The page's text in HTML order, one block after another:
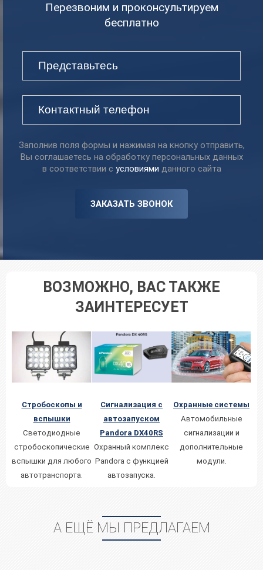
Перезвоним и проконсультируем
бесплатно
Заполнив поля формы и нажимая на кнопку отправить,
Вы соглашаетесь на обработку персональных данных
в соответствии с условиями данного сайта
ЗАКАЗАТЬ ЗВОНОК
ВОЗМОЖНО, ВАС ТАКЖЕ
ЗАИНТЕРЕСУЕТ
Стробоскопы и
вспышки
Светодиодные
стробоскопические
вспышки для любого
автотранспорта.
Сигнализация с
автозапуском
Pandora DX40RS
Охранный комплекс
Pandora с функцией
автозапуска.
Охранные системы
Автомобильные
сигнализации и
дополнительные
модули.
А ЕЩЁ МЫ ПРЕДЛАГАЕМ